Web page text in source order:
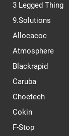
3 Legged Thing
9.Solutions
Allocacoc
Atmosphere
Blackrapid
Caruba
Choetech
Cokin
F-Stop